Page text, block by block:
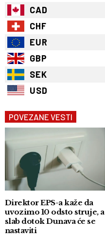
CAD
CHF
EUR
GBP
SEK
USD
POVEZANE VESTI
Direktor EPS-a kaže da
uvozimo 10 odsto struje, a
slab dotok Dunava će se
nastaviti